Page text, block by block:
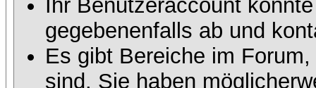
Ihr Benutzeraccount
gegebenenfalls ab und
Es gibt Bereiche im
sind. Sie haben